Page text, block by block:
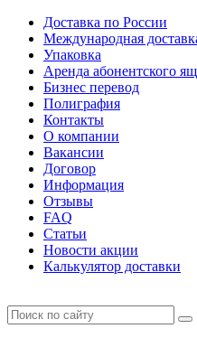
Доставка по России
Международная
Упаковка
Аренда абонентского
Бизнес перевод
Полиграфия
Контакты
О компании
Вакансии
Договор
Информация
Отзывы
FAQ
Статьи
Новости акции
Калькулятор доставки